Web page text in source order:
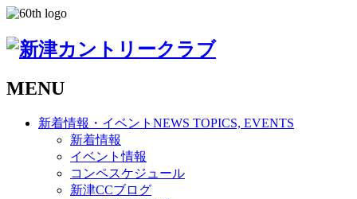
MENU
新着情報・イベント NEWS TOPICS, EVENTS
新着情報
イベント情報
コンペスケジュール
新津CCブログ